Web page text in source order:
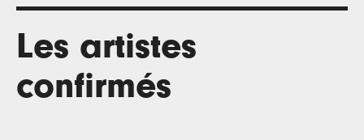
Les artistes
confirmés